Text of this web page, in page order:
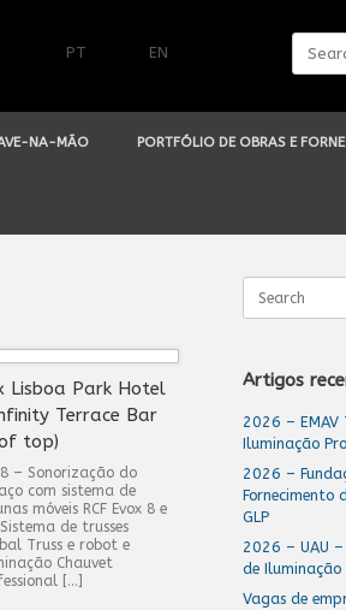
PT EN
NA-MÃO PORTFÓLIO DE OBRAS E
Lisboa Park Hotel
Terrace Bar
top)
– Sonorização do
com sistema de
móveis RCF Evox 8 e
de trusses
Truss e robot e
Chauvet
[…]
for:
Artigos
2026 – EMAV
Iluminação
2026 –
Fornecimento
GLP
2026 – UAU
de Iluminação
Vagas de